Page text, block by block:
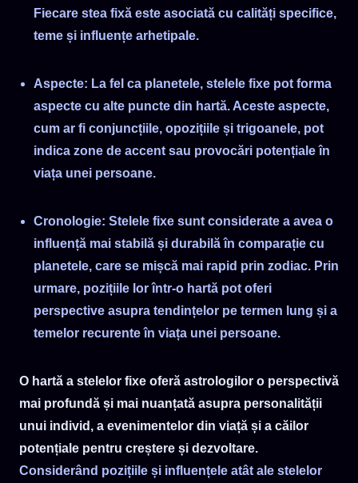
Fiecare stea fixă este asociată cu calități specifice,
teme și influențe arhetipale.
Aspecte: La fel ca planetele, stelele fixe pot forma
aspecte cu alte puncte din hartă. Aceste aspecte,
cum ar fi conjuncțiile, opozițiile și trigoanele, pot
indica zone de accent sau provocări potențiale în
viața unei persoane.
Cronologie: Stelele fixe sunt considerate a avea o
influență mai stabilă și durabilă în comparație cu
planetele, care se mișcă mai rapid prin zodiac. Prin
urmare, pozițiile lor într-o hartă pot oferi
perspective asupra tendințelor pe termen lung și a
temelor recurente în viața unei persoane.
O hartă a stelelor fixe oferă astrologilor o perspectivă
mai profundă și mai nuanțată asupra personalității
unui individ, a evenimentelor din viață și a căilor
potențiale pentru creștere și dezvoltare.
Considerând pozițiile și influențele atât ale stelelor